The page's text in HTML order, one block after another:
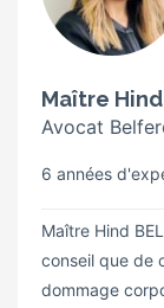
Maître Hind
Avocat
6 années
Maître Hind
conseil que de
dommage